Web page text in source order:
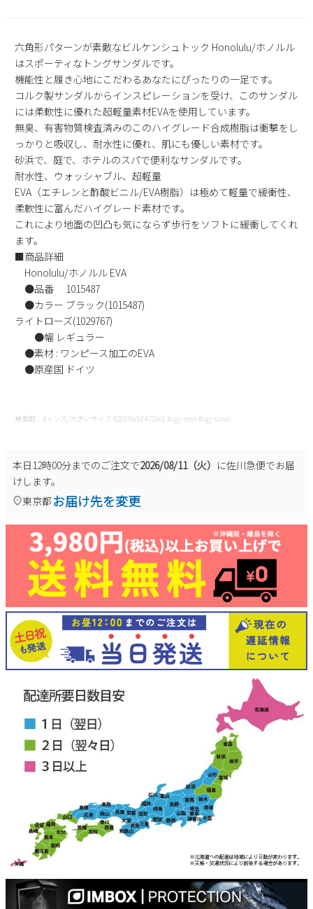
23
24 25 26 27 28
29
30
31
2026 年9月
日 月 火 水 木 金
1
2 3 4
5
6
7 8 9 10 11
13
15 16
20
21 22 23 24 25
26
27
28 29 30
新規会員登録
会社概要
プライバシーポリシー
特定商取引法に基づく表示
六角形パターンが素敵なビルケンシュトック Honolulu/ホノルル
はスポーティなトングサンダルです。
機能性と履き心地にこだわるあなたにぴったりの一足です。
コルク製サンダルからインスピレーションを受け、このサンダル
には柔軟性に優れた超軽量素材EVAを使用しています。
無臭、有害物質検査済みのこのハイグレード合成樹脂は衝撃をし
っかりと吸収し、耐水性に優れ、肌にも優しい素材です。
砂浜で、庭で、ホテルのスパで便利なサンダルです。
耐水性、ウォッシャブル、超軽量
EVA（エチレンと酢酸ビニル/EVA樹脂）は極めて軽量で緩衝性、
柔軟性に富んだハイグレード素材です。
これにより地面の凹凸も気にならず歩行をソフトに緩衝してくれ
ます。
■商品詳細
Honolulu/ホノルル EVA
●品番 1015487
●カラー ブラック(1015487)
ライトローズ(1029767)
●幅 レギュラー
●素材 : ワンピース加工のEVA
●原産国 ドイツ
検索用：#メンズ/大きいサイズ #2023ss52 471661 #cgy-men #cgy-sandl
本日12時00分までのご注文で2026/08/11（火） に佐川急便でお届
けします。
東京都 お届け先を変更